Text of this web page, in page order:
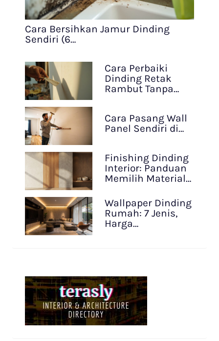
Cara Bersihkan Jamur Dinding
Sendiri (6…
Cara Perbaiki
Dinding Retak
Rambut Tanpa…
Cara Pasang Wall
Panel Sendiri di…
Finishing Dinding
Interior: Panduan
Memilih Material…
Wallpaper Dinding
Rumah: 7 Jenis,
Harga…